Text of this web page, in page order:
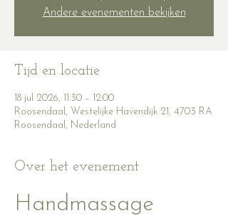
Andere evenementen bekijken
Tijd en locatie
18 jul 2026, 11:30 – 12:00
Roosendaal, Westelijke Havendijk 21, 4703 RA
Roosendaal, Nederland
Over het evenement
Handmassage